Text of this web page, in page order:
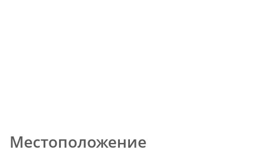
Местоположение